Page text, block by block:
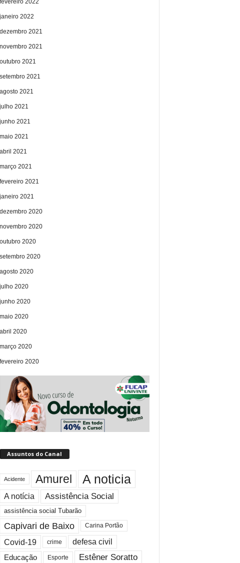
fevereiro 2022
janeiro 2022
dezembro 2021
novembro 2021
outubro 2021
setembro 2021
agosto 2021
julho 2021
junho 2021
maio 2021
abril 2021
março 2021
fevereiro 2021
janeiro 2021
dezembro 2020
novembro 2020
outubro 2020
setembro 2020
agosto 2020
julho 2020
junho 2020
maio 2020
abril 2020
março 2020
fevereiro 2020
Assuntos do Canal
Acidente Amurel A noticia
A notícia Assistência Social
assistência social Tubarão
Capivari de Baixo Carina Portão
Covid-19 crime defesa civil
Educação Esporte Estêner Soratto